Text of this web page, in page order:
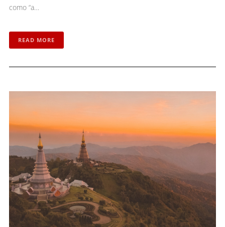
como “a…
READ MORE